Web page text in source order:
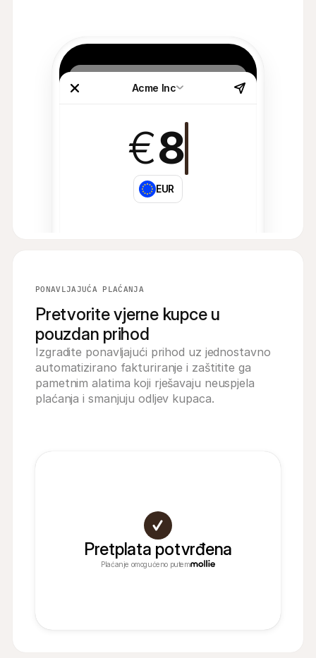
Acme Inc
€8
EUR
PONAVLJAJUĆA PLAĆANJA
Pretvorite vjerne kupce u
pouzdan prihod
Izgradite ponavljajući prihod uz jednostavno
automatizirano fakturiranje i zaštitite ga
pametnim alatima koji rješavaju neuspjela
plaćanja i smanjuju odljev kupaca.
Pretplata potvrđena
Plaćanje omogućeno putem